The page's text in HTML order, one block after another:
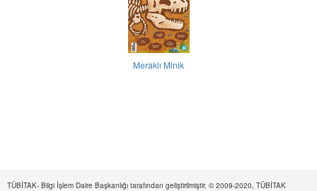
Meraklı Minik
TÜBİTAK- Bilgi İşlem Daire Başkanlığı tarafından geliştirilmiştir. © 2009-2020, TÜBİTAK